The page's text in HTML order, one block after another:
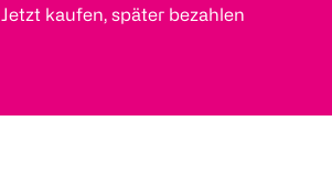
Jetzt kaufen, später bezahlen